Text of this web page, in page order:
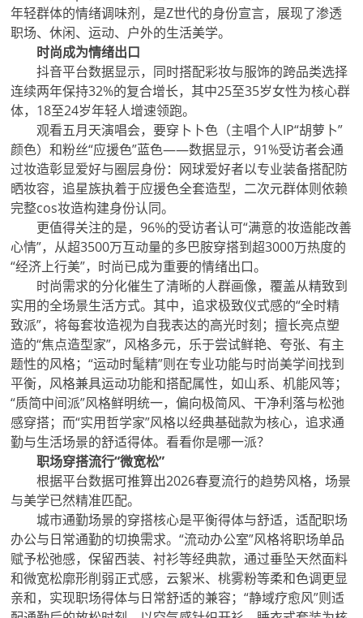
年轻群体的情绪调味剂，是Z世代的身份宣言，展现了渗透
职场、休闲、运动、户外的生活美学。
时尚成为情绪出口
抖音平台数据显示，同时搭配彩妆与服饰的跨品类选择
连续两年保持32%的复合增长，其中25至35岁女性为核心群
体，18至24岁年轻人增速领跑。
观看五月天演唱会，要穿卜卜色（主唱个人IP“胡萝卜”
颜色）和粉丝“应援色”蓝色——数据显示，91%受访者会通
过妆造彰显爱好与圈层身份：网球爱好者以专业装备搭配防
晒妆容，追星族执着于应援色全套造型，二次元群体则依赖
完整cos妆造构建身份认同。
更值得关注的是，96%的受访者认可“满意的妆造能改善
心情”，从超3500万互动量的多巴胺穿搭到超3000万热度的
“经济上行美”，时尚已成为重要的情绪出口。
时尚需求的分化催生了清晰的人群画像，覆盖从精致到
实用的全场景生活方式。其中，追求极致仪式感的“全时精
致派”，将每套妆造视为自我表达的高光时刻；擅长亮点塑
造的“焦点造型家”，风格多元，乐于尝试鲜艳、夸张、有主
题性的风格；“运动时髦精”则在专业功能与时尚美学间找到
平衡，风格兼具运动功能和搭配属性，如山系、机能风等；
“质简中间派”风格鲜明统一，偏向极简风、干净利落与松弛
感穿搭；而“实用哲学家”风格以经典基础款为核心，追求通
勤与生活场景的舒适得体。看看你是哪一派？
职场穿搭流行“微宽松”
根据平台数据可推算出2026春夏流行的趋势风格，场景
与美学已然精准匹配。
城市通勤场景的穿搭核心是平衡得体与舒适，适配职场
办公与日常通勤的切换需求。“流动办公室”风格将职场单品
赋予松弛感，保留西装、衬衫等经典款，通过垂坠天然面料
和微宽松廓形削弱正式感，云絮米、桃雾粉等柔和色调更显
亲和，实现职场得体与日常舒适的兼容；“静域疗愈风”则适